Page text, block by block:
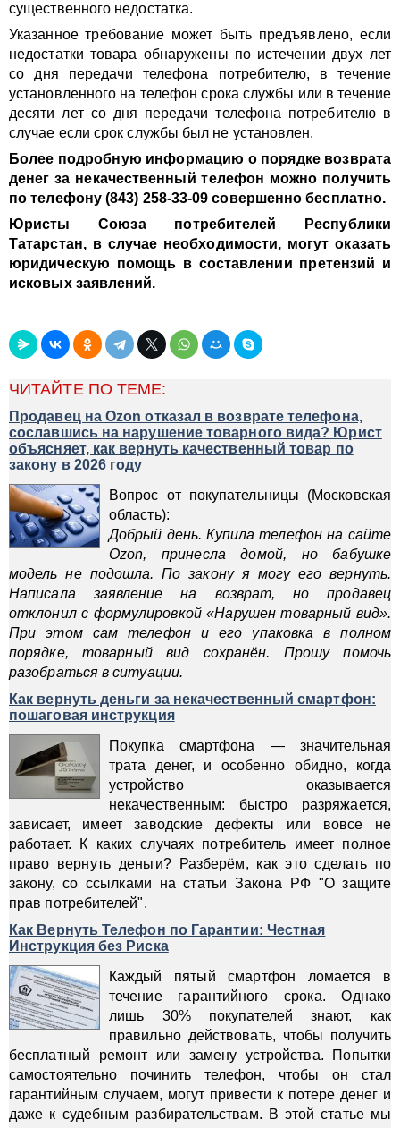
существенного недостатка.
Указанное требование может быть предъявлено, если
недостатки товара обнаружены по истечении двух лет
со дня передачи телефона потребителю, в течение
установленного на телефон срока службы или в течение
десяти лет со дня передачи телефона потребителю в
случае если срок службы был не установлен.
Более подробную информацию о порядке возврата
денег за некачественный телефон можно получить
по телефону (843) 258-33-09 совершенно бесплатно.
Юристы Союза потребителей Республики
Татарстан, в случае необходимости, могут оказать
юридическую помощь в составлении претензий и
исковых заявлений.
ЧИТАЙТЕ ПО ТЕМЕ:
Продавец на Ozon отказал в возврате телефона,
сославшись на нарушение товарного вида? Юрист
объясняет, как вернуть качественный товар по
закону в 2026 году
Вопрос от покупательницы (Московская
область):
Добрый день. Купила телефон на сайте
Ozon, принесла домой, но бабушке
модель не подошла. По закону я могу его вернуть.
Написала заявление на возврат, но продавец
отклонил с формулировкой «Нарушен товарный вид».
При этом сам телефон и его упаковка в полном
порядке, товарный вид сохранён. Прошу помочь
разобраться в ситуации.
Как вернуть деньги за некачественный смартфон:
пошаговая инструкция
Покупка смартфона — значительная
трата денег, и особенно обидно, когда
устройство оказывается
некачественным: быстро разряжается,
зависает, имеет заводские дефекты или вовсе не
работает. К каких случаях потребитель имеет полное
право вернуть деньги? Разберём, как это сделать по
закону, со ссылками на статьи Закона РФ "О защите
прав потребителей".
Как Вернуть Телефон по Гарантии: Честная
Инструкция без Риска
Каждый пятый смартфон ломается в
течение гарантийного срока. Однако
лишь 30% покупателей знают, как
правильно действовать, чтобы получить
бесплатный ремонт или замену устройства. Попытки
самостоятельно починить телефон, чтобы он стал
гарантийным случаем, могут привести к потере денег и
даже к судебным разбирательствам. В этой статье мы